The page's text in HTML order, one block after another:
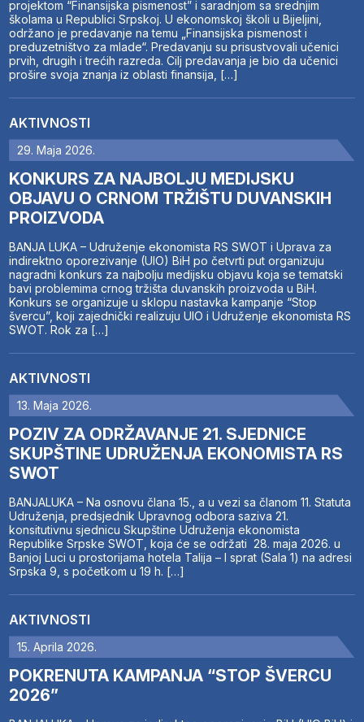
projektom “Finansijska pismenost” i saradnjom sa srednjim
školama u Republici Srpskoj. U ekonomskoj školi u Bijeljini,
održano je predavanje na temu „Finansijska pismenost i
preduzetništvo za mlade“. Predavanju su prisustvovali učenici
prvih, drugih i trećih razreda. Cilj predavanja je bio da učenici
prošire svoja znanja iz oblasti finansija, […]
AKTIVNOSTI
29. Maja 2026.
KONKURS ZA NAJBOLJU MEDIJSKU
OBJAVU O CRNOM TRŽIŠTU DUVANSKIH
PROIZVODA
BANJA LUKA – Udruženje ekonomista RS SWOT i Uprava za
indirektno oporezivanje (UIO) BiH po četvrti put organizuju
nagradni konkurs za najbolju medijsku objavu koja se tematski
bavi problemima crnog tržišta duvanskih proizvoda u BiH.
Konkurs se organizuje u sklopu nastavka kampanje “Stop
švercu”, koji zajednički realizuju UIO i Udruženje ekonomista RS
SWOT. Rok za […]
AKTIVNOSTI
13. Maja 2026.
POZIV ZA ODRŽAVANJE 21. SJEDNICE
SKUPŠTINE UDRUŽENJA EKONOMISTA RS
SWOT
BANJALUKA – Na osnovu člana 15., a u vezi sa članom 11. Statuta
Udruženja, predsjednik Upravnog odbora saziva 21.
konsitutivnu sjednicu Skupštine Udruženja ekonomista
Republike Srpske SWOT, koja će se održati 28. maja 2026. u
Banjoj Luci u prostorijama hotela Talija – I sprat (Sala 1) na adresi
Srpska 9, s početkom u 19 h. […]
AKTIVNOSTI
15. Aprila 2026.
POKRENUTA KAMPANJA “STOP ŠVERCU
2026”